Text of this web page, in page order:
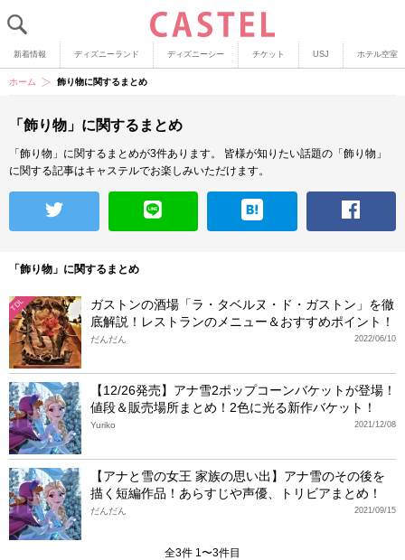
新着情報 ディズニーランド ディズニーシー チケット USJ ホテル空室
ホーム 飾り物に関するまとめ
「飾り物」に関するまとめ
「飾り物」に関するまとめが3件あります。
皆様が知りたい話題の「飾り物」
に関する記事はキャステルでお楽しみいただけます。
「飾り物」に関するまとめ
TDL
ガストンの酒場「ラ・タベルヌ・ド・ガストン」を徹
底解説！レストランのメニュー＆おすすめポイント！
2022/06/10
だんだん
【12/26発売】アナ雪2ポップコーンバケットが登場！
値段＆販売場所まとめ！2色に光る新作バケット！
2021/12/08
Yuriko
【アナと雪の女王 家族の思い出】アナ雪のその後を
描く短編作品！あらすじや声優、トリビアまとめ！
2021/09/15
だんだん
全3件 1〜3件目